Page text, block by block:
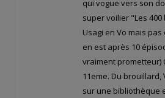
qui vogue vers son
super voilier "Les 400
Usagi en Vo mais
en est après 10
vraiment prometteur)
11eme. Du brouillard,
sur une bibliothèque